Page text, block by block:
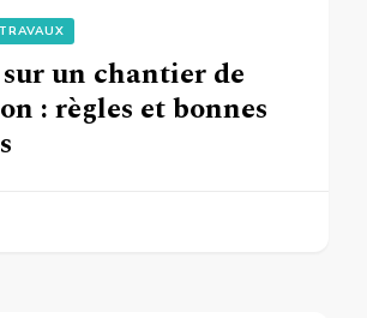
un chantier de
: règles et bonnes